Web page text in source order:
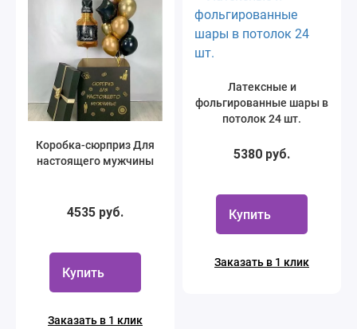
Коробка-сюрприз Для
настоящего мужчины
4535 руб.
Купить
Заказать в 1 клик
Латексные и
фольгированные шары в
потолок 24 шт.
5380 руб.
Купить
Заказать в 1 клик